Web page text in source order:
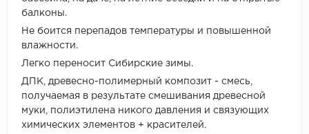
балконы.
Не боится перепадов температуры и повышенной
влажности.
Легко переносит Сибирские зимы.
ДПК, древесно-полимерный композит - смесь,
получаемая в результате смешивания древесной
муки, полиэтилена никого давления и связующих
химических элементов + красителей.